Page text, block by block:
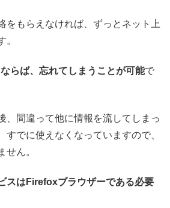
をもらえなければ、ずっとネット上
。
ならば、忘れてしまうことが可能で
、間違って他に情報を流してしまっ
すでに使えなくなっていますので、
せん。
スはFirefoxブラウザーである必要